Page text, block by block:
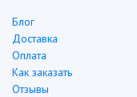
Блог
Доставка
Оплата
Как заказать
Отзывы